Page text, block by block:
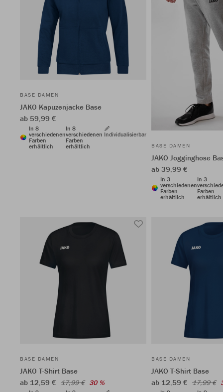
BASE DAMEN
JAKO Kapuzenjacke Base
ab 59,99 €
In 8
verschiedenen
Farben
erhältlich
In 8
verschiedenen
Farben
erhältlich
Individualisierbar
BASE DAMEN
JAKO Jogginghose
ab 39,99 €
In 3
verschiedenen
Farben
erhältlich
In 3
Farben
erhältlich
BASE DAMEN
JAKO T-Shirt Base
ab 12,59 € 17,99 € 30 %
BASE DAMEN
JAKO T-Shirt Base
ab 12,59 € 17,99 €